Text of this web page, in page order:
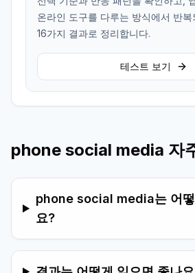
온라인 도구를 다루는 방식에서 반
16가지 결과로 정리합니다.
테스트 보기
phone social media 자
phone social media는 어
요?